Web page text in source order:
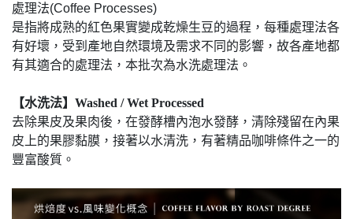
處理法(Coffee Processes)
是指將成熟的紅色果實變成乾燥生豆的過程，每種處理法各
有好壞，受到產地自然環境及需求不同的影響，故各產地都
有其適合的處理法，本批次為水洗處理法。
【水洗法】Washed / Wet Processed
去除果皮及果肉後，在發酵槽內泡水發酵，清除殘留在內果
皮上的果膠黏膜，接著以水清洗，有著精品咖啡條件之一的
豐富酸質。